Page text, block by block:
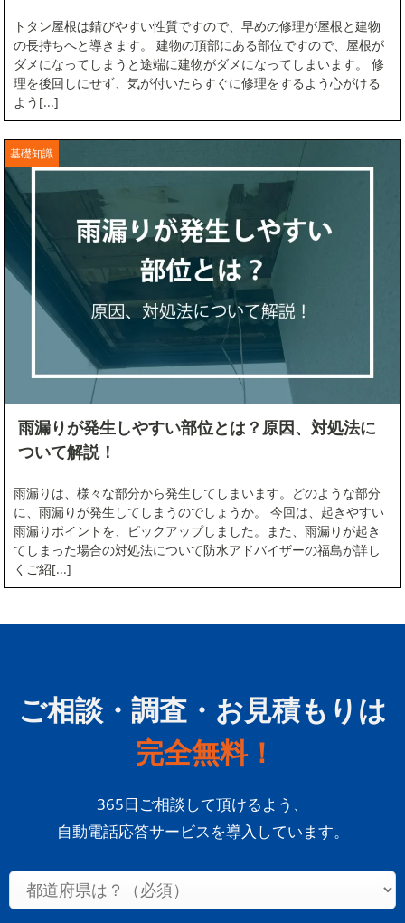
雨漏り
トタン屋根は錆びやすい性質ですので、早めの修理が屋根と建物
の長持ちへと導きます。 建物の頂部にある部位ですので、屋根が
ダメになってしまうと途端に建物がダメになってしまいます。 修
理を後回しにせず、気が付いたらすぐに修理をするよう心がける
よう[...]
雨漏りが発生しやすい部位とは？原因、対処法に
ついて解説！
基礎知識
雨漏りは、様々な部分から発生してしまいます。どのような部分
に、雨漏りが発生してしまうのでしょうか。 今回は、起きやすい
雨漏りポイントを、ピックアップしました。また、雨漏りが起き
てしまった場合の対処法について防水アドバイザーの福島が詳し
くご紹[...]
ご相談・調査・お見積もりは
完全無料！
365日ご相談して頂けるよう、
自動電話応答サービスを導入しています。